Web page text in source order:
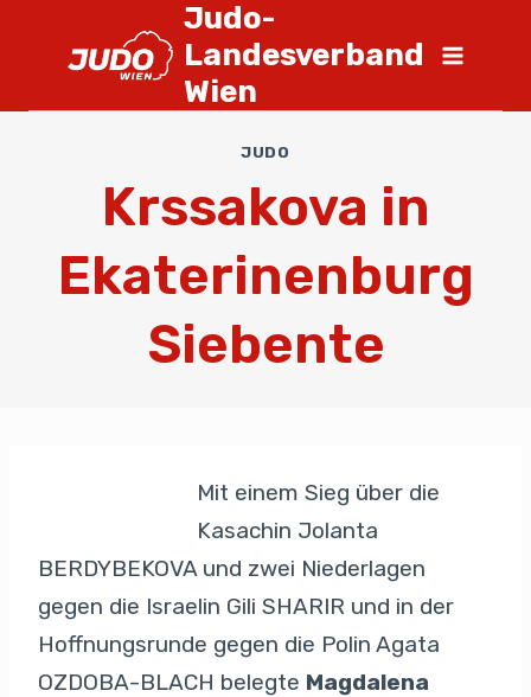
Judo-
Landesverband
Wien
JUDO
Krssakova in
Ekaterinenburg
Siebente
Mit einem Sieg über die
Kasachin Jolanta
BERDYBEKOVA und zwei Niederlagen
gegen die Israelin Gili SHARIR und in der
Hoffnungsrunde gegen die Polin Agata
OZDOBA-BLACH belegte Magdalena